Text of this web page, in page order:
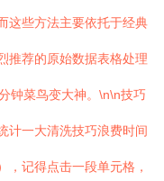
这些方法主要依托于经典
荐的原始数据表格处理
钟菜鸟变大神。\n\n技巧
计一大清洗技巧浪费时间
记得点击一段单元格，